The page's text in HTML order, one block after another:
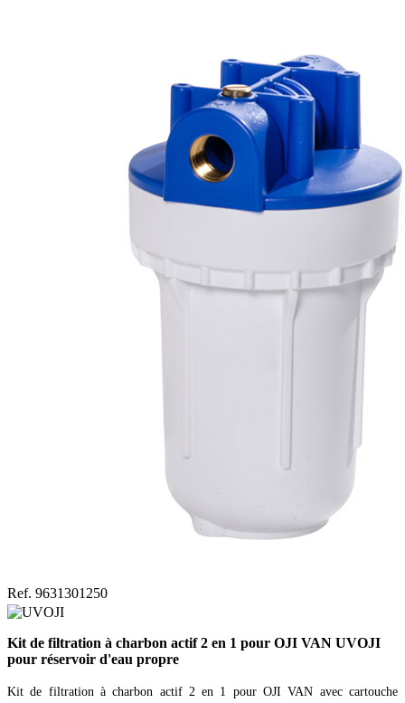
Ref. 9631301250
Kit de filtration à charbon actif 2 en 1 pour OJI VAN UVOJI
pour réservoir d'eau propre
Kit de filtration à charbon actif 2 en 1 pour OJI VAN avec cartouche